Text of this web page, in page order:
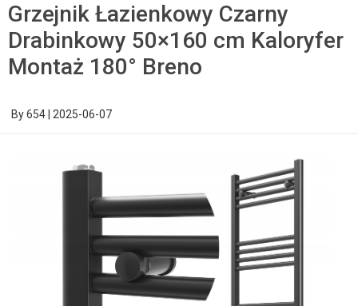
Grzejnik Łazienkowy Czarny
Drabinkowy 50×160 cm Kaloryfer
Montaż 180° Breno
By654 2025-06-07